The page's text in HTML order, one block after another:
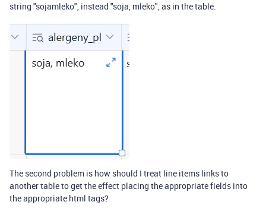
string "sojamleko", instead "soja, mleko", as in the table.
The second problem is how should I treat line items links to
another table to get the effect placing the appropriate fields into
the appropriate html tags?